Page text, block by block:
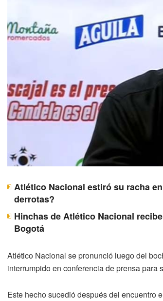
Atlético Nacional estiró su racha
derrotas?
Hinchas de Atlético Nacional
Bogotá
Atlético Nacional se pronunció luego del
interrumpido en conferencia de prensa para
Este hecho sucedió después del encuentro